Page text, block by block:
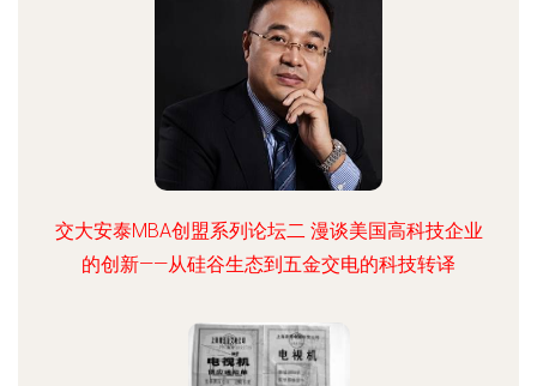
交大安泰MBA创盟系列论坛二 漫谈美国高科技企业
的创新——从硅谷生态到五金交电的科技转译